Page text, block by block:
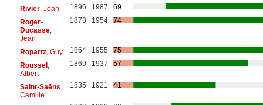
Rivier, Jean 1896 1987
69
Roger-
Ducasse,
Jean
1873 1954 74
Ropartz, Guy 1864 1955
75
Roussel,
Albert
1869 1937 57
Saint-Saëns
Camille
1835 1921 41